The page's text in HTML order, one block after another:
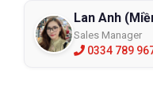
Lan Anh
Sales Manager
0334 789